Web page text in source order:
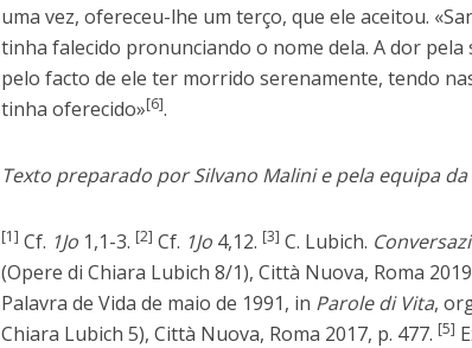
uma vez, ofereceu-lhe um terço, que ele aceitou.
tinha falecido pronunciando o nome dela. A dor
pelo facto de ele ter morrido serenamente, tendo
tinha oferecido»[6].
Texto preparado por Silvano Malini e pela equipa da
[1] Cf. 1Jo 1,1-3. [2] Cf. 1Jo 4,12. [3] C. Lubich.
(Opere di Chiara Lubich 8/1), Città Nuova, Roma
Palavra de Vida de maio de 1991, in Parole di Vita,
Chiara Lubich 5), Città Nuova, Roma 2017, p. 477. [5]